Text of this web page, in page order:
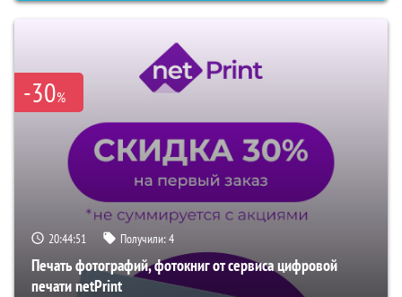
-30%
20:44:50 Получили:4
Печать фотографий, фотокниг от сервиса цифровой
печати netPrint